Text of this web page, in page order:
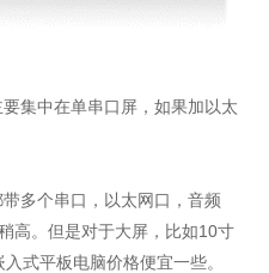
集中在单串口屏，如果加以太
多个串口，以太网口，音频
高。但是对于大屏，比如10寸
式平板电脑价格便宜一些。